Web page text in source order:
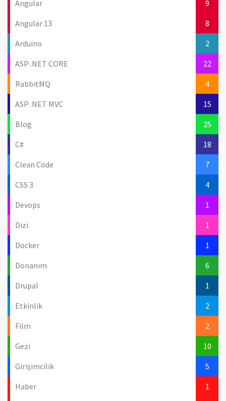
Angular
9
Angular 13
8
Arduino
2
ASP .NET CORE
22
RabbitMQ
4
ASP .NET MVC
15
Blog
25
C#
18
Clean Code
7
CSS 3
4
Devops
1
Dizi
1
Docker
1
Donanım
6
Drupal
1
Etkinlik
2
Film
2
Gezi
10
Girişimcilik
5
Haber
1